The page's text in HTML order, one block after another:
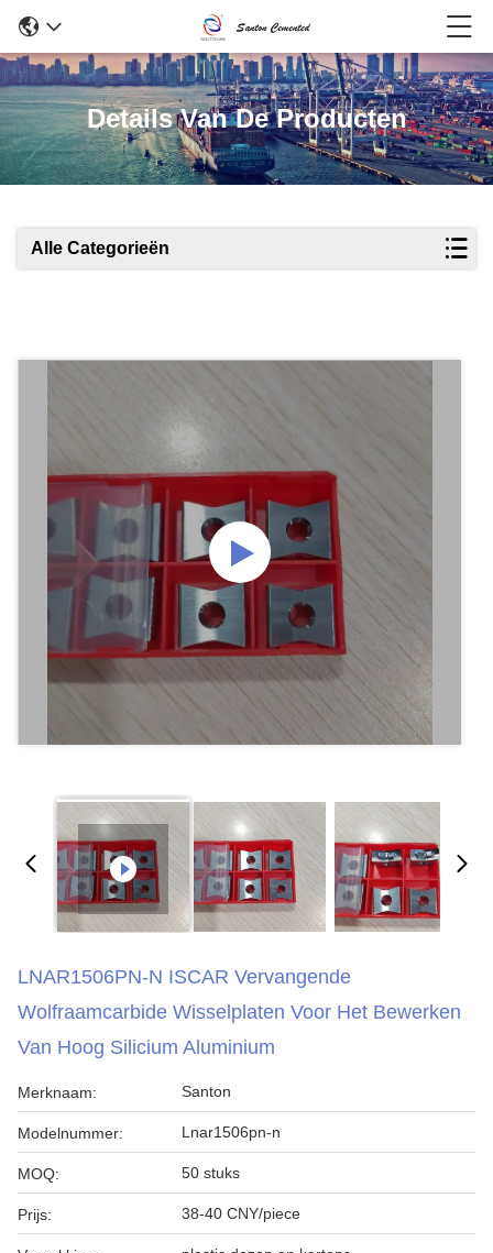
Details Van De Producten
Alle Categorieën
LNAR1506PN-N ISCAR Vervangende
Wolfraamcarbide Wisselplaten Voor Het Bewerken
Van Hoog Silicium Aluminium
Merknaam: Santon
Modelnummer: Lnar1506pn-n
MOQ: 50 stuks
Prijs: 38-40 CNY/piece